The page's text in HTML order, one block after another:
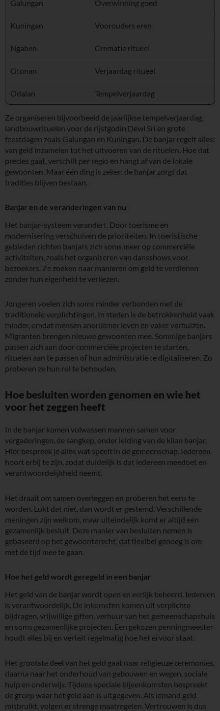
Galungan Overwinning goed
Kuningan Voorouders eren
Ngaben Crematie ritueel
Otonan Verjaardag ritueel
Odalan Tempelverjaardag
Ze organiseren bijvoorbeeld de jaarlijkse tempelverjaardag,
landbouwrituelen voor de rijstgodin Dewi Sri en grote
feestdagen zoals Galungan en Kuningan. De banjar regelt alles:
van geld inzamelen tot het uitvoeren van de rituelen. Hoe dat
precies gaat, verschilt per regio en hangt af van de lokale
gewoonten. Maar één ding is zeker: de banjar zorgt dat
tradities blijven bestaan.
Banjar en de veranderingen van nu
Het banjar-systeem verandert. Door toerisme en
modernisering verschuiven de prioriteiten. In toeristische
gebieden richten banjars zich soms meer op commerciële
activiteiten, zoals het organiseren van dansshows voor
bezoekers. Ze zoeken naar manieren om geld te verdienen
zonder hun eigenheid te verliezen.
Jongeren voelen zich soms minder verbonden met de
traditionele verplichtingen. In steden is de betrokkenheid vaak
minder, omdat mensen anoniemer leven en vaker verhuizen.
Migranten brengen nieuwe gewoonten mee. Sommige banjars
passen zich aan door commerciële projecten te starten,
rituelen aan te passen of hun administratie te digitaliseren. Zo
proberen ze hun rol te behouden.
Hoe besluiten worden genomen en wie het
voor het zeggen heeft
In de banjar komen volwassen mannen samen voor
vergaderingen, de sangkep, onder leiding van de klian banjar.
Hier bespreek je alles wat speelt in de gemeenschap. Iedereen
hoort erbij te zijn, zodat duidelijk is dat iedereen meedoet en
verantwoordelijkheid neemt.
Het draait om samen overleggen en proberen het eens te
worden. Lukt dat niet, dan wordt er gestemd. Verschillende
meningen zijn welkom, maar uiteindelijk komt er altijd een
gezamenlijk besluit. Deze manier van besluiten nemen is
gebaseerd op het gewoonterecht, dat flexibel genoeg is om
met de tijd mee te gaan.
Hoe het geld wordt geregeld in een banjar
Het geld van de banjar wordt open en eerlijk beheerd. Iedereen
is verantwoordelijk. De inkomsten komen uit verplichte
bijdragen, vrijwillige giften, verhuur van het gemeenschapshuis
en soms gezamenlijke projecten. Een gekozen penningmeester
houdt alles bij en vertelt regelmatig hoe het ervoor staat.
Het grootste deel van het geld gaat naar religieuze ceremonies,
daarna naar het onderhoud van gebouwen en wegen, sociale
hulp en onderwijs. Tijdens speciale bijeenkomsten bespreekt
de groep waar het geld aan is uitgegeven. Als iemand geld
misbruikt, volgen er strenge maatregelen. Vertrouwen is dus